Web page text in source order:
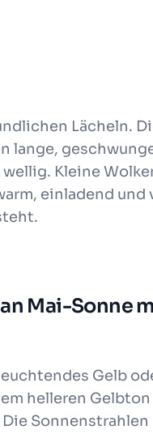
Lächeln.
lange,
Kleine
einladend und
Mai-Sonne
Gelb
helleren